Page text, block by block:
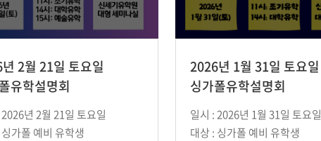
2월 21일 토요일
유학설명회
년 2월 21일 토요일
가폴 예비 유학생
2026년 1월 31일 토요일
싱가폴유학설명회
일시 : 2026년 1월 31일 토요일
대상 : 싱가폴 예비 유학생